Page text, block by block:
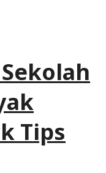
Tips